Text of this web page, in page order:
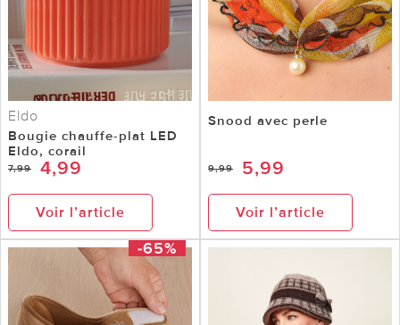
Eldo
Bougie chauffe-plat LED
Eldo, corail
7,99 4,99
Voir l’article
Snood avec perle
9,99 5,99
Voir l’article
-65%